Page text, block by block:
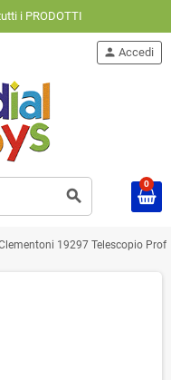
i PRODOTTI
search
person Accedi
0
19297 Telescopio